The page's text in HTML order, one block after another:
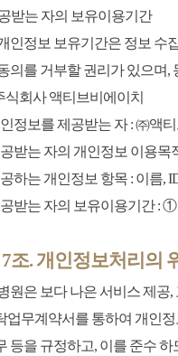
받는 자의 보유이용기간
인정보 보유기간은 정보 수
의를 거부할 권리가 있으며,
식회사 액티브비에이치
정보를 제공받는 자 : ㈜액
받는 자의 개인정보 이용목
하는 개인정보 항목 : 이름,
받는 자의 보유이용기간 :
조. 개인정보처리의
원은 보다 나은 서비스 제공,
업무계약서를 통하여 개인
등을 규정하고, 이를 준수